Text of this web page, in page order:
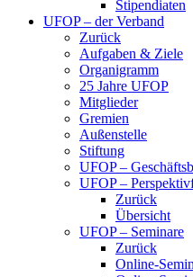
Stipendiaten
UFOP – der Verband
Zurück
Aufgaben & Ziele
Organigramm
25 Jahre UFOP
Mitglieder
Gremien
Außenstelle
Stiftung
UFOP –
UFOP –
Zurück
Übersicht
UFOP – Seminare
Zurück
Online-